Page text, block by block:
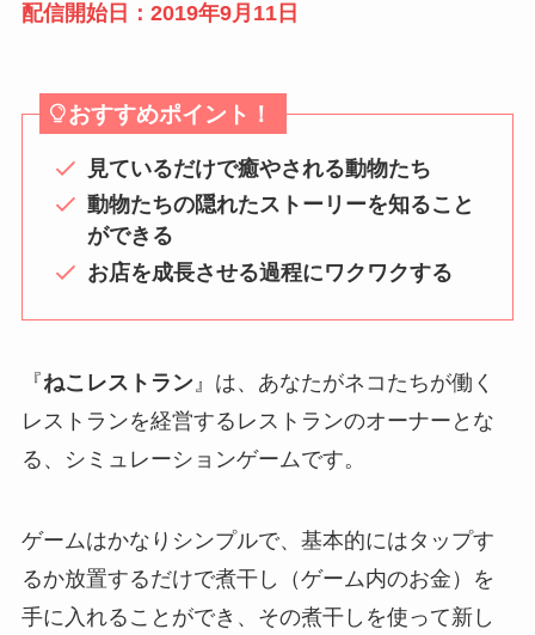
配信開始日：2019年9月11日
おすすめポイント！
見ているだけで癒やされる動物たち
動物たちの隠れたストーリーを知ること
ができる
お店を成長させる過程にワクワクする
『ねこレストラン』は、あなたがネコたちが働く
レストランを経営するレストランのオーナーとな
る、シミュレーションゲームです。
ゲームはかなりシンプルで、基本的にはタップす
るか放置するだけで煮干し（ゲーム内のお金）を
手に入れることができ、その煮干しを使って新し